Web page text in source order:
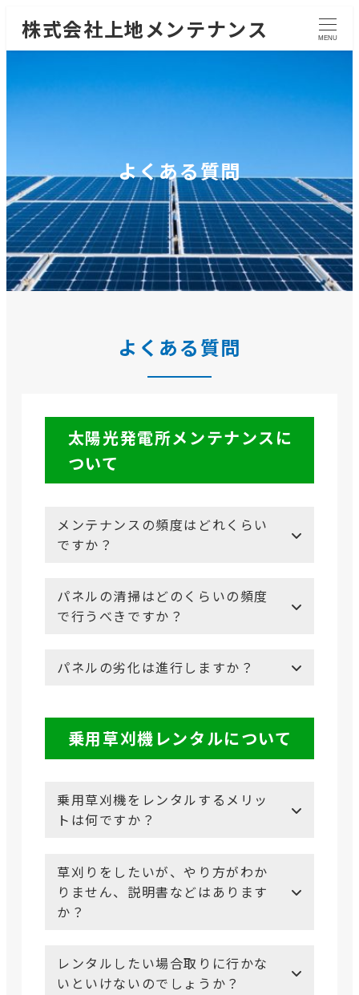
株式会社上地メンテナンス MENU
よくある質問
よくある質問
太陽光発電所メンテナンスに
ついて
メンテナンスの頻度はどれくらい
ですか？
パネルの清掃はどのくらいの頻度
で行うべきですか？
パネルの劣化は進行しますか？
乗用草刈機レンタルについて
乗用草刈機をレンタルするメリッ
トは何ですか？
草刈りをしたいが、やり方がわか
りません、説明書などはあります
か？
レンタルしたい場合取りに行かな
いといけないのでしょうか？